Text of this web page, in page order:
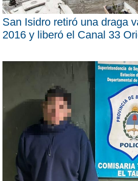
San Isidro retiró una draga
2016 y liberó el Canal 33